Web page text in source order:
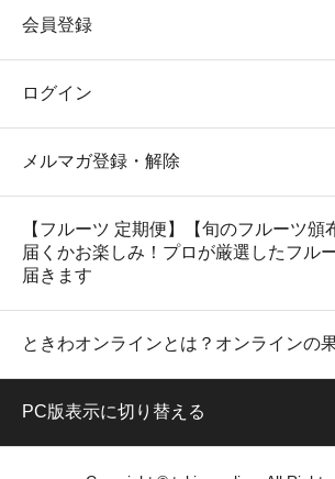
会員登録
ログイン
メルマガ登録・解除
【フルーツ 定期便】【旬のフルーツ頒
届くかお楽しみ！プロが厳選したフル
届きます
ときわオンラインとは？オンラインの
PC版表示に切り替える